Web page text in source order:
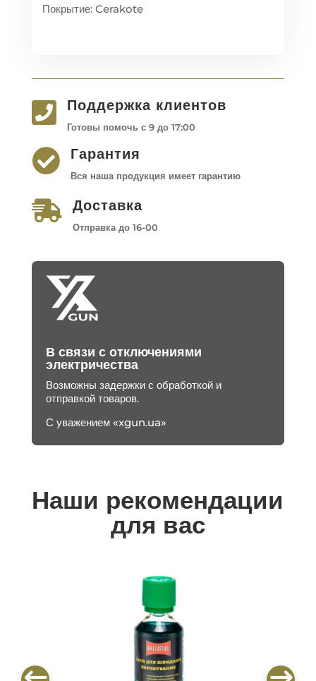
Покрытие: Cerakote
 Поддержка клиентов
Готовы помочь с 9 до 17:00
 Гарантия
Вся наша продукция имеет гарантию
 Доставка
Отправка до 16-00
В связи с отключениями
электричества
Возможны задержки с обработкой и
отправкой товаров.
С уважением «xgun.ua»
Наши рекомендации
для вас